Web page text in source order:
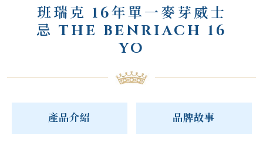
班瑞克 16年單一麥芽威士
忌 THE BENRIACH 16
YO
產品介紹 品牌故事